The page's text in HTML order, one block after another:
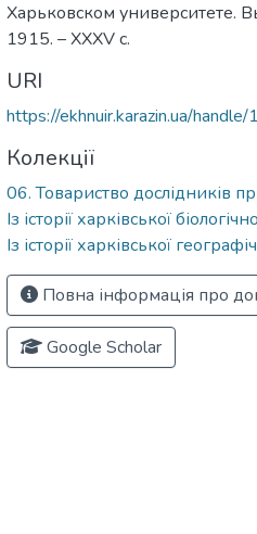
Харьковском университете.
1915. – XXXV с.
URI
https://ekhnuir.karazin.ua/
Колекції
06. Товариство дослідників
Із історії харківської
Із історії харківської
Повна інформація про
Google Scholar